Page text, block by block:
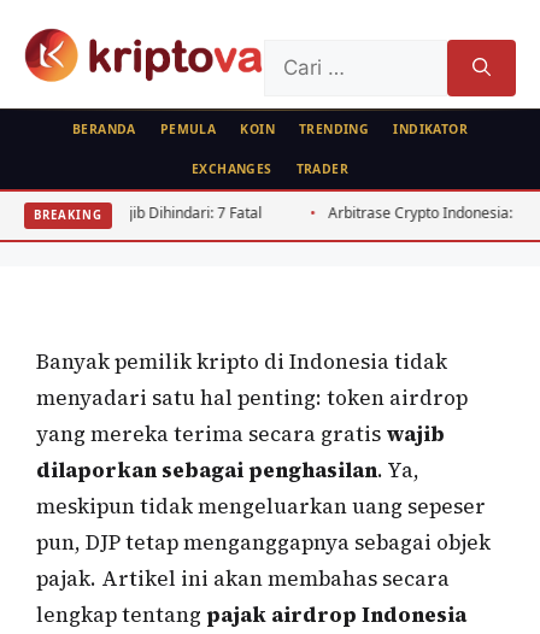
untuk:
BERANDA PEMULA KOIN TRENDING INDIKATOR
EXCHANGES TRADER
BREAKING
7 Fatal Arbitrase Crypto Indonesia: Panduan Selisih Harga
Pajak Airdrop Indonesia 2026: Panduan
Lapor ke DJP
Banyak pemilik kripto di Indonesia tidak
menyadari satu hal penting: token airdrop
yang mereka terima secara gratis wajib
dilaporkan sebagai penghasilan. Ya,
meskipun tidak mengeluarkan uang sepeser
pun, DJP tetap menganggapnya sebagai objek
pajak. Artikel ini akan membahas secara
lengkap tentang pajak airdrop Indonesia